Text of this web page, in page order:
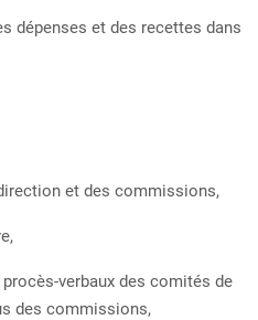
dépenses et des recettes dans
et des commissions,
verbaux des comités de
des commissions,